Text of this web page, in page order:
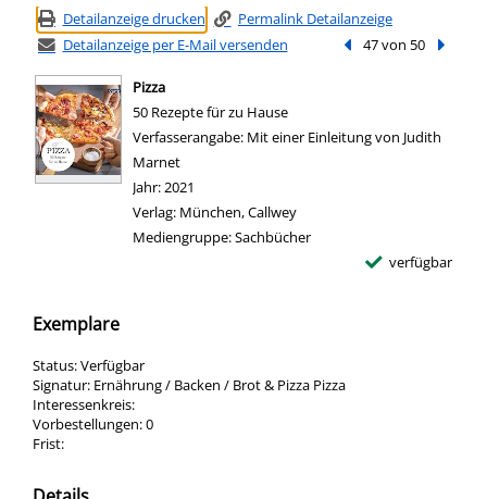
Detailanzeige drucken
Permalink Detailanzeige
Detailanzeige per E-Mail versenden
Vorheriger Treffer
47 von 50
Pizza
50 Rezepte für zu Hause
Suche nach diesem Verfasser
Verfasserangabe: Mit einer Einleitung von Judith
Marnet
Jahr:2021
Verlag: München, Callwey
Mediengruppe:Sachbücher
verfügbar
Exemplare
Status:Verfügbar
Signatur: Ernährung / Backen / Brot & Pizza Pizza
Interessenkreis:
Vorbestellungen:0
Frist: